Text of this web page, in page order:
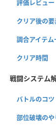
評価レビュー
クリア後の
調合アイテ
クリア時間
戦闘システム
バトルのコ
部位破壊の